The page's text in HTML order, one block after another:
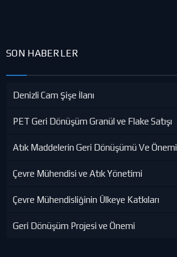
SON HABERLER
Denizli Cam Şişe İlanı
PET Geri Dönüşüm Granül ve Flake Satışı
Atık Maddelerin Geri Dönüşümü Ve Önemi
Çevre Mühendisi ve Atık Yönetimi
Çevre Mühendisliğinin Ülkeye Katkıları
Geri Dönüşüm Projesi ve Önemi